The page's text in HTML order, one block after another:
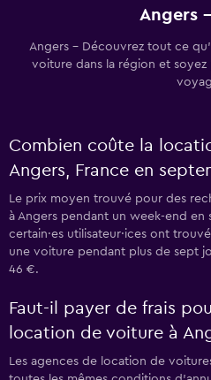
Angers
Angers - Découvrez tout ce
voiture dans la région et
Combien coûte la
Angers, France en
Le prix moyen trouvé pour des
à Angers pendant un week-end en
certain·es utilisateur·ices ont
une voiture pendant plus de sept
46 €.
Faut-il payer de frais
location de voiture à
Les agences de location de